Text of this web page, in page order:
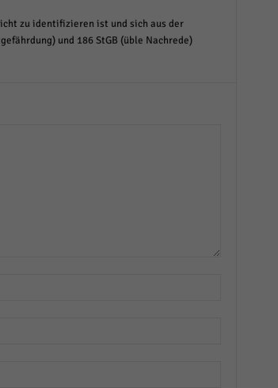
zu identifizieren ist und sich aus der
und 186 StGB (üble Nachrede)